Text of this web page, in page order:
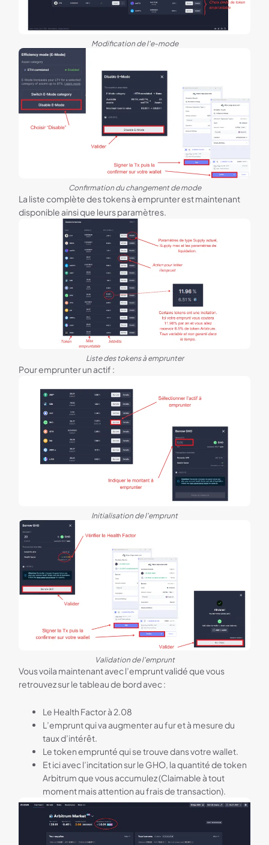
Modification de l'e-mode
Confirmation du changement de mode
La liste complète des tokens à emprunter est maintenant
disponible ainsi que leurs paramètres.
Liste des tokens à emprunter
Pour emprunter un actif :
Initialisation de l'emprunt
Validation de l'emprunt
Vous voila maintenant avec l’emprunt validé que vous
retrouvez sur le tableau de bord avec :
Le Health Factor à 2.08
L’emprunt qui va augmenter au fur et à mesure du
taux d’intérêt.
Le token emprunté qui se trouve dans votre wallet.
Et ici avec l’incitation sur le GHO, la quantité de token
Arbitrum que vous accumulez (Claimable à tout
moment mais attention au frais de transaction).